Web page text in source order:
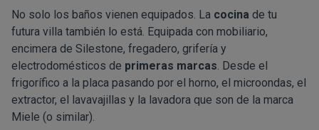
No solo los baños vienen equipados. La cocina de tu
futura villa también lo está. Equipada con mobiliario,
encimera de Silestone, fregadero, grifería y
electrodomésticos de primeras marcas. Desde el
frigorífico a la placa pasando por el horno, el microondas, el
extractor, el lavavajillas y la lavadora que son de la marca
Miele (o similar).